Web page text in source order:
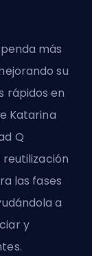
más
su
rápidos en
Katarina
Q
las fases
a
y